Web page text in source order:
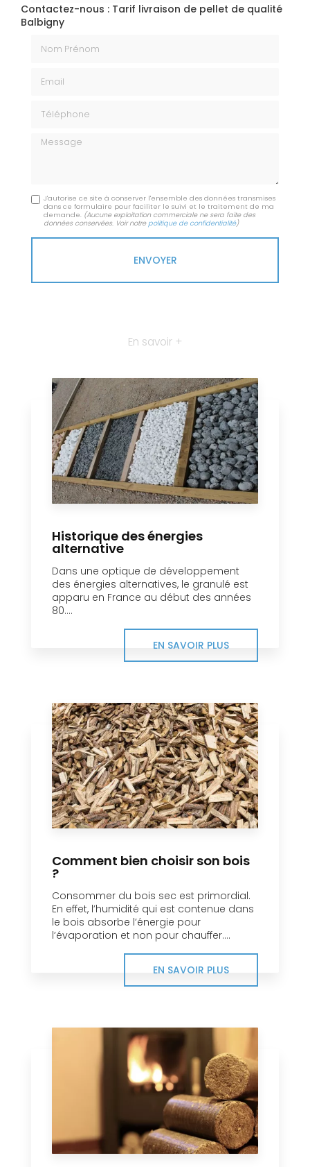
Contactez-nous : Tarif livraison de pellet de qualité
Balbigny
Message
J'autorise ce site à conserver l'ensemble des données transmises
dans ce formulaire pour faciliter le suivi et le traitement de ma
demande. (Aucune exploitation commerciale ne sera faite des
données conservées. Voir notre politique de confidentialité)
En savoir +
Historique des énergies
alternative
Dans une optique de développement
des énergies alternatives, le granulé est
apparu en France au début des années
80....
EN SAVOIR PLUS
Comment bien choisir son bois
?
Consommer du bois sec est primordial.
En effet, l’humidité qui est contenue dans
le bois absorbe l’énergie pour
l’évaporation et non pour chauffer....
EN SAVOIR PLUS